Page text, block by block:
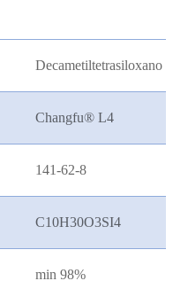
Decametiltetrasiloxano
Changfu® L4
141-62-8
C10H30O3SI4
min 98%